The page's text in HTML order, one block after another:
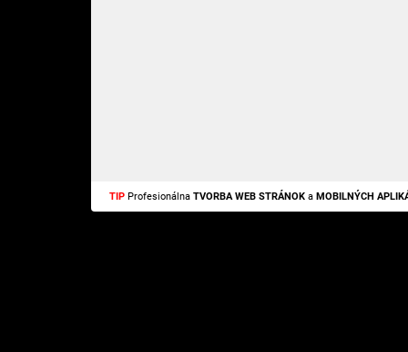
TIP Profesionálna TVORBA WEB STRÁNOK a MOBILNÝCH